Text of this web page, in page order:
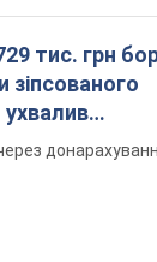
тис. грн
зіпсованого